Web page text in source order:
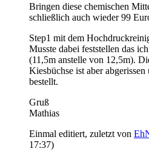
Bringen diese chemischen
schließlich auch wieder 99
Step1 mit dem
Musste dabei feststellen das
(11,5m anstelle von 12,5m).
Kiesbüchse ist aber
bestellt.
Gruß
Mathias
Einmal editiert, zuletzt von
17:37)